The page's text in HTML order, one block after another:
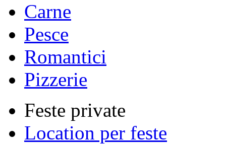
Carne
Pesce
Romantici
Pizzerie
Feste private
Location per feste